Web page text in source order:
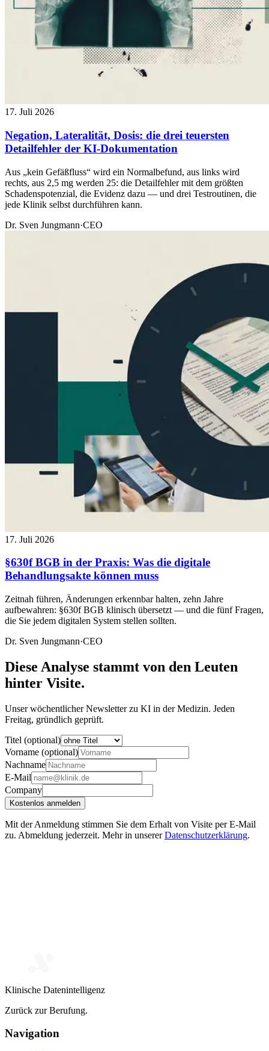
17. Juli 2026
Negation, Lateralität, Dosis: die drei teuersten
Detailfehler der KI-Dokumentation
Aus „kein Gefäßfluss“ wird ein Normalbefund, aus links wird
rechts, aus 2,5 mg werden 25: die Detailfehler mit dem größten
Schadenspotenzial, die Evidenz dazu — und drei Testroutinen, die
jede Klinik selbst durchführen kann.
Dr. Sven Jungmann·CEO
17. Juli 2026
§630f BGB in der Praxis: Was die digitale
Behandlungsakte können muss
Zeitnah führen, Änderungen erkennbar halten, zehn Jahre
aufbewahren: §630f BGB klinisch übersetzt — und die fünf Fragen,
die Sie jedem digitalen System stellen sollten.
Dr. Sven Jungmann·CEO
Diese Analyse stammt von den Leuten
hinter Visite.
Unser wöchentlicher Newsletter zu KI in der Medizin. Jeden
Freitag, gründlich geprüft.
Titel (optional)
Vorname (optional)
Nachname
E-Mail
Company
Kostenlos anmelden
Mit der Anmeldung stimmen Sie dem Erhalt von Visite per E-Mail
zu. Abmeldung jederzeit. Mehr in unserer Datenschutzerklärung.
Klinische Datenintelligenz
Zurück zur Berufung.
Navigation